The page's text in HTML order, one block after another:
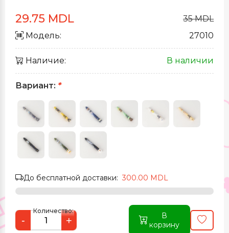
29.75 MDL
35 MDL
Модель:
27010
Наличие: В наличии
Вариант: *
До бесплатной доставки:300.00 MDL
Количество:
- +
В
корзину